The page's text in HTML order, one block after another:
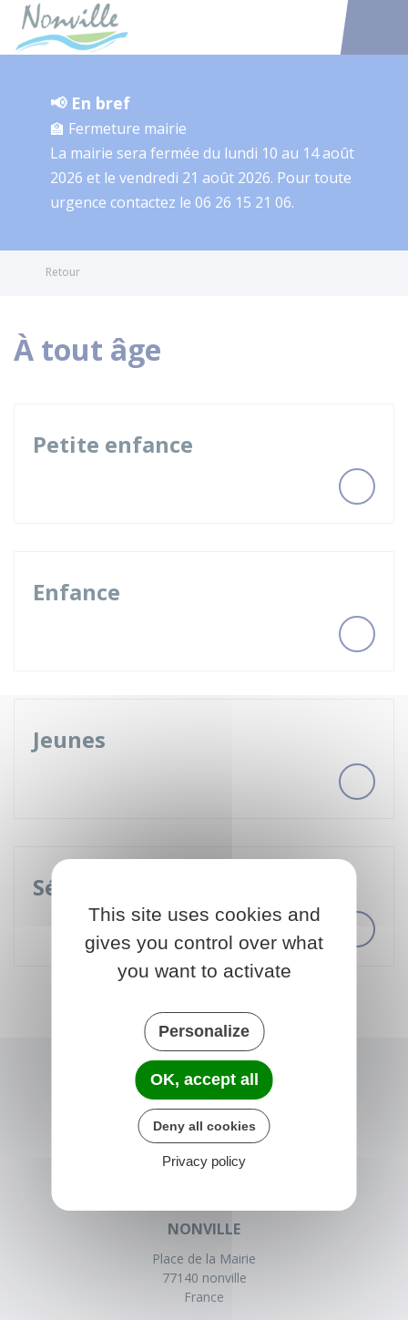
Accéder
📢 En bref
🏫 Fermeture mairie
La mairie sera fermée du lundi 10 au 14 août
2026 et le vendredi 21 août 2026. Pour toute
urgence contactez le 06 26 15 21 06.
Retour
À tout âge
Petite enfance
Enfance
Jeunes
Séniors
NONVILLE
Place de la Mairie
77140 nonville
France
This site uses cookies and
gives you control over what
you want to activate
Personalize
OK, accept all
Deny all cookies
Privacy policy